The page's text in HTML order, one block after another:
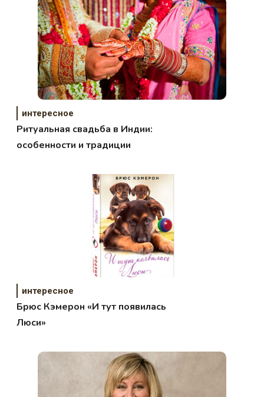
интересное
Ритуальная свадьба в Индии:
особенности и традиции
интересное
Брюс Кэмерон «И тут появилась
Люси»